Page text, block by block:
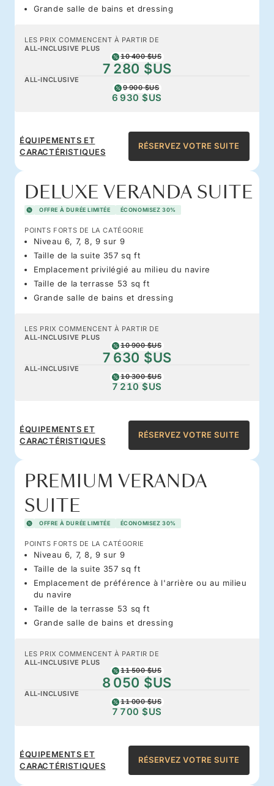
Grande salle de bains et dressing
LES PRIX COMMENCENT À PARTIR DE
ALL-INCLUSIVE PLUS
10 400 $US
7 280 $US
ALL-INCLUSIVE
9 900 $US
6 930 $US
ÉQUIPEMENTS ET
CARACTÉRISTIQUES
RÉSERVEZ VOTRE SUITE
DELUXE VERANDA SUITE
OFFRE À DURÉE LIMITÉE ÉCONOMISEZ 30%
POINTS FORTS DE LA CATÉGORIE
Niveau 6, 7, 8, 9 sur 9
Taille de la suite 357 sq ft
Emplacement privilégié au milieu du navire
Taille de la terrasse 53 sq ft
Grande salle de bains et dressing
LES PRIX COMMENCENT À PARTIR DE
ALL-INCLUSIVE PLUS
10 900 $US
7 630 $US
ALL-INCLUSIVE
10 300 $US
7 210 $US
ÉQUIPEMENTS ET
CARACTÉRISTIQUES
RÉSERVEZ VOTRE SUITE
PREMIUM VERANDA
SUITE
OFFRE À DURÉE LIMITÉE ÉCONOMISEZ 30%
POINTS FORTS DE LA CATÉGORIE
Niveau 6, 7, 8, 9 sur 9
Taille de la suite 357 sq ft
Emplacement de préférence à l'arrière ou au milieu
du navire
Taille de la terrasse 53 sq ft
Grande salle de bains et dressing
LES PRIX COMMENCENT À PARTIR DE
ALL-INCLUSIVE PLUS
11 500 $US
8 050 $US
ALL-INCLUSIVE
11 000 $US
7 700 $US
ÉQUIPEMENTS ET
CARACTÉRISTIQUES
RÉSERVEZ VOTRE SUITE